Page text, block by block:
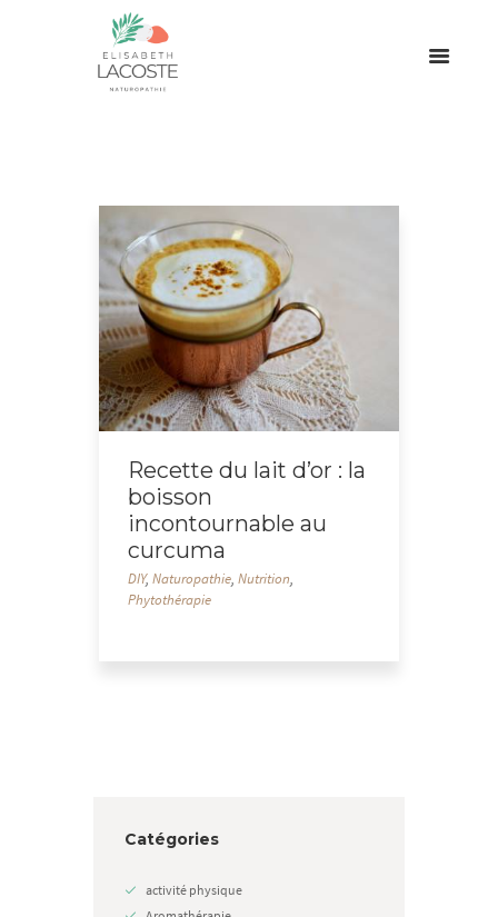
Recette du lait d’or : la
boisson
incontournable au
curcuma
DIY,Naturopathie,Nutrition,
Phytothérapie
Catégories
activité physique